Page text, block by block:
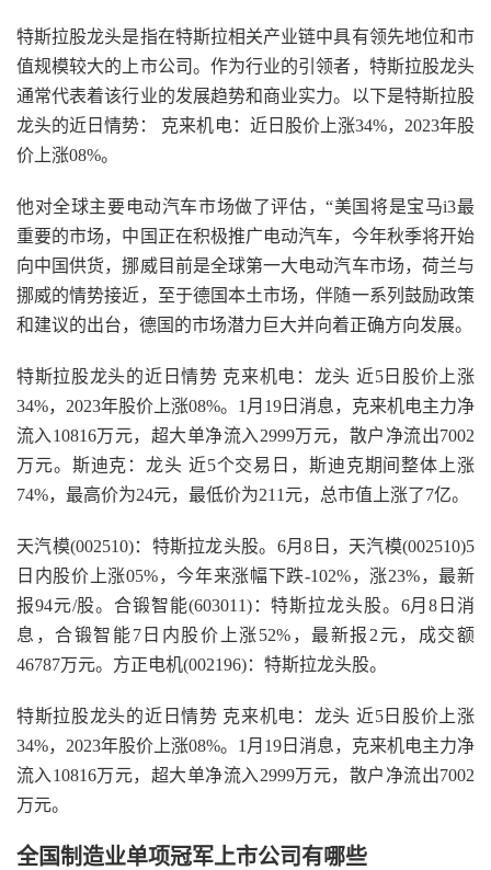
特斯拉股龙头是指在特斯拉相关产业链中具有领先地位和市
值规模较大的上市公司。作为行业的引领者，特斯拉股龙头
通常代表着该行业的发展趋势和商业实力。以下是特斯拉股
龙头的近日情势： 克来机电：近日股价上涨34%，2023年股
价上涨08%。
他对全球主要电动汽车市场做了评估，“美国将是宝马i3最
重要的市场，中国正在积极推广电动汽车，今年秋季将开始
向中国供货，挪威目前是全球第一大电动汽车市场，荷兰与
挪威的情势接近，至于德国本土市场，伴随一系列鼓励政策
和建议的出台，德国的市场潜力巨大并向着正确方向发展。
特斯拉股龙头的近日情势 克来机电：龙头 近5日股价上涨
34%，2023年股价上涨08%。1月19日消息，克来机电主力净
流入10816万元，超大单净流入2999万元，散户净流出7002
万元。斯迪克：龙头 近5个交易日，斯迪克期间整体上涨
74%，最高价为24元，最低价为211元，总市值上涨了7亿。
天汽模(002510)：特斯拉龙头股。6月8日，天汽模(002510)5
日内股价上涨05%，今年来涨幅下跌-102%，涨23%，最新
报94元/股。合锻智能(603011)：特斯拉龙头股。6月8日消
息，合锻智能7日内股价上涨52%，最新报2元，成交额
46787万元。方正电机(002196)：特斯拉龙头股。
特斯拉股龙头的近日情势 克来机电：龙头 近5日股价上涨
34%，2023年股价上涨08%。1月19日消息，克来机电主力净
流入10816万元，超大单净流入2999万元，散户净流出7002
万元。
全国制造业单项冠军上市公司有哪些